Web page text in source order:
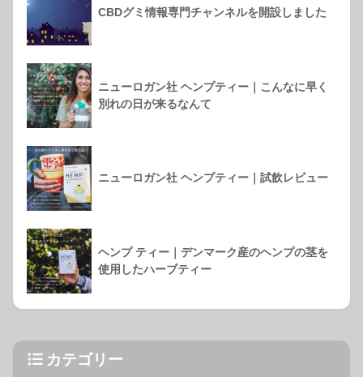
CBDグミ情報専門チャンネルを開設しました
ニューロガン社 ヘンプティー｜こんなに早く
別れの日が来るなんて
ニューロガン社 ヘンプティー｜試飲レビュー
ヘンプ ティー｜デンマーク産のヘンプの茎を
使用したハーブティー
カテゴリー